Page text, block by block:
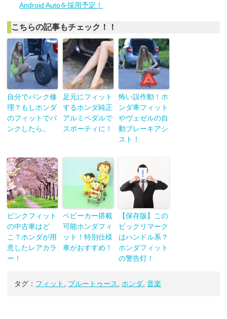
Android Autoを採用予定！
こちらの記事もチェック！！
自分でパンク修
理？もしホンダ
のフィットでパ
ンクしたら。
足元にフィット
するホンダ純正
アルミペダルで
スポーティに！
怖い誤作動！ホ
ンダ車フィット
やヴェゼルの自
動ブレーキアシ
スト！
ピンクフィット
の中古車はど
こ？ホンダが用
意したレアカラ
ー！
ベビーカー搭載
可能ホンダフィ
ット！特別仕様
車がおすすめ！
【保存版】この
ビックリマーク
はハンドル系？
ホンダフィット
の警告灯！
タグ： フィット ブルートゥース ホンダ ,音楽